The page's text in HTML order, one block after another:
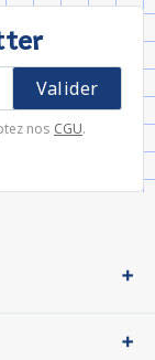
nos CGU.